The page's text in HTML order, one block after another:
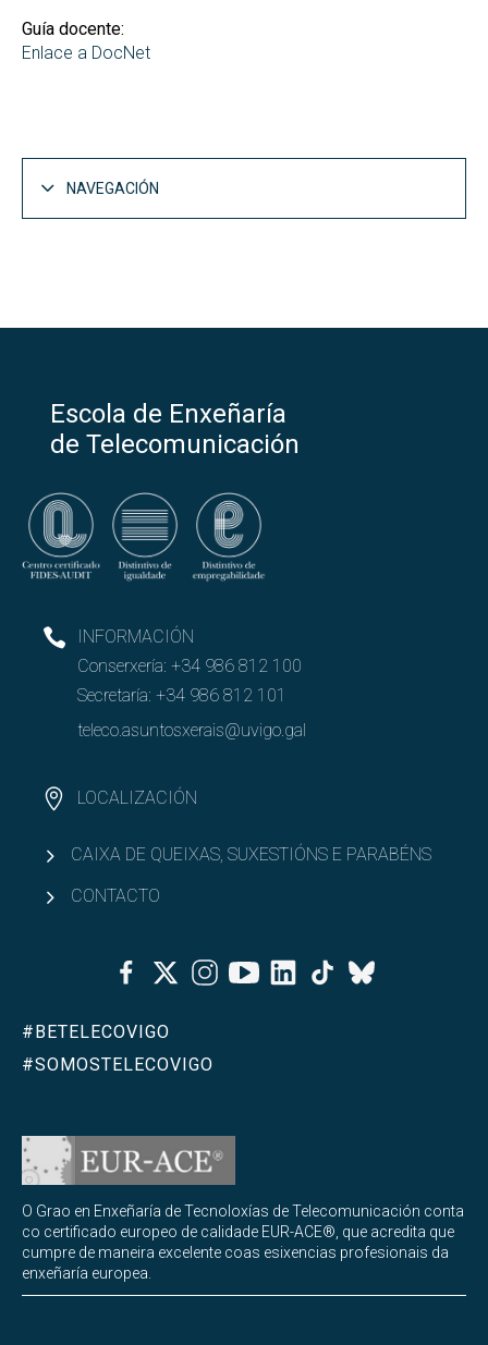
Guía docente:
Enlace a DocNet
NAVEGACIÓN
Escola de Enxeñaría
de Telecomunicación
INFORMACIÓN
Conserxería: +34 986 812 100
Secretaría: +34 986 812 101
teleco.asuntosxerais@uvigo.gal
LOCALIZACIÓN
CAIXA DE QUEIXAS, SUXESTIÓNS E PARABÉNS
CONTACTO
FacebookTwitterInstagramYoutubeLinkedinTiktok
Bluesky
#BETELECOVIGO
#SOMOSTELECOVIGO
O Grao en Enxeñaría de Tecnoloxías de Telecomunicación conta
co certificado europeo de calidade EUR-ACE®, que acredita que
cumpre de maneira excelente coas esixencias profesionais da
enxeñaría europea.